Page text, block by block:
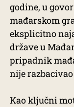
godine, u
mađarskom
eksplicitno
države u
pripadnik
nije
Kao ključni